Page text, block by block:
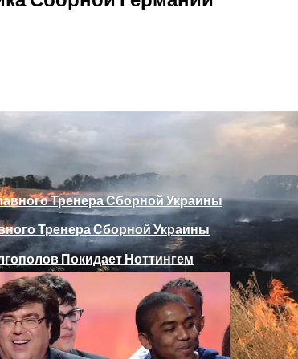
Подарок Путина Главе МИД Австрии
Высмеяли Российский Лайнер,
Веселыми Фотожабами
В Окне Отеля, Знатно Позавтракав
Тренера Сборной Украины
Покидает Ноттингем
2020 Года